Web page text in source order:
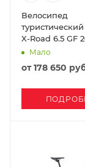
Велосипед
X-Road 6.5 GF
Black Stealth
Мало
от178 650